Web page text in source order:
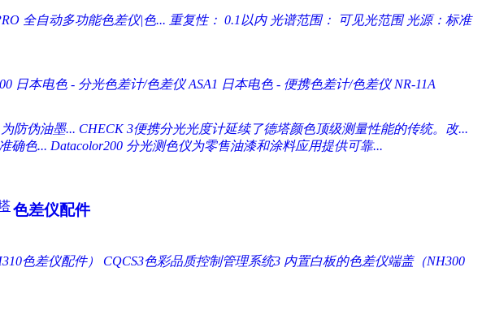
全自动多功能色差仪|色... 重复性： 0.1以内 光谱范围： 可见光范围 光源：标准
日本电色 - 分光色差计/色差仪 ASA1 日本电色 - 便携色差计/色差仪 NR-11A
防伪油墨... CHECK 3便携分光光度计延续了德塔颜色顶级测量性能的传统。改...
确色... Datacolor200 分光测色仪为零售油漆和涂料应用提供可靠...
色差仪配件
色差仪配件） CQCS3色彩品质控制管理系统3 内置白板的色差仪端盖（NH300